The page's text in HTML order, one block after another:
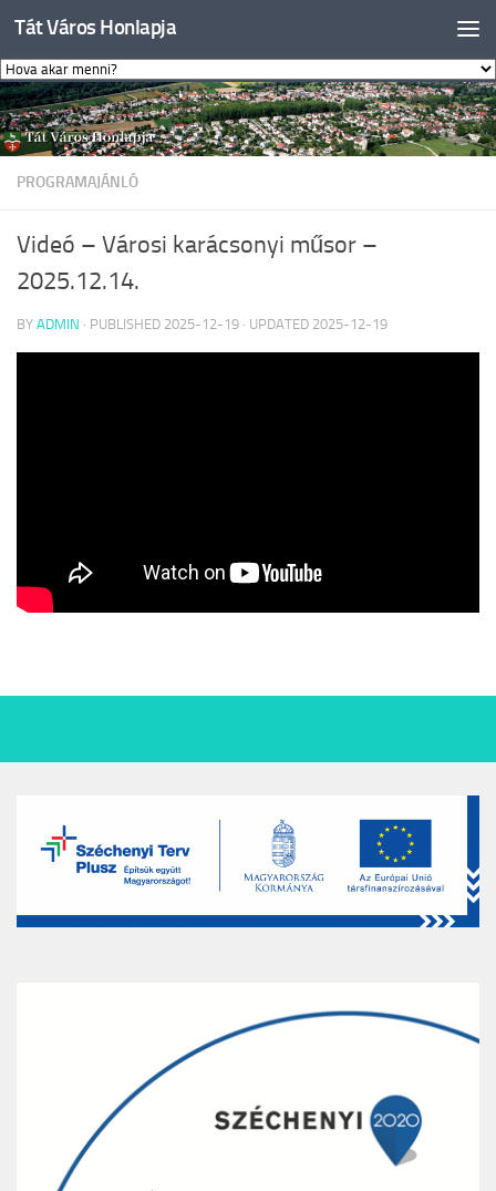
Skip to content
Tát Város Honlapja
PROGRAMAJÁNLÓ
Videó – Városi karácsonyi műsor –
2025.12.14.
BY ADMIN · PUBLISHED 2025-12-19 · UPDATED 2025-12-19